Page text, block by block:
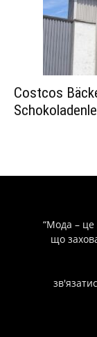
Costcos
“Мода –
що